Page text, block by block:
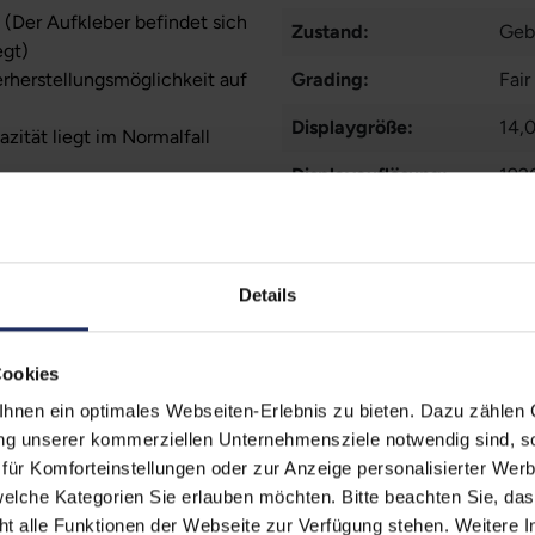
Details
ein optimales Webseiten-Erlebnis zu bieten. Dazu zählen
unserer kommerziellen Unternehmensziele notwendig sind,
Komforteinstellungen oder zur Anzeige personalisierter
Kategorien Sie erlauben möchten. Bitte beachten Sie,
alle Funktionen der Webseite zur Verfügung stehen. Weitere
Aufkleber befindet sich
auf
liegt im Normalfall
übernehmen.
Zustand:
Grading: Fair
Displaygröße:
Displayauflösung:
Prozessor:
Datenspeicher: 250
Arbeitsspeicher: 8
Webcam: Ja